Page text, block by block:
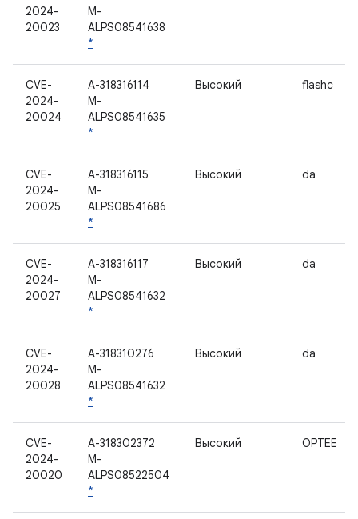
2024-
20023
M-
ALPS08541638
*
CVE-
2024-
20024
A-318316114
M-
ALPS08541635
*
Высокий flashc
CVE-
2024-
20025
A-318316115
M-
ALPS08541686
*
Высокий da
CVE-
2024-
20027
A-318316117
M-
ALPS08541632
*
Высокий da
CVE-
2024-
20028
A-318310276
M-
ALPS08541632
*
Высокий da
CVE-
2024-
20020
A-318302372
M-
ALPS08522504
*
Высокий OPTEE